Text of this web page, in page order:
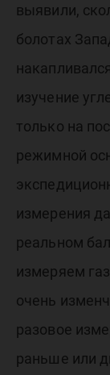
выявили,
болотах
изучение
только на
режимной
измерения
реальном
измеряем
очень
разовое
раньше или